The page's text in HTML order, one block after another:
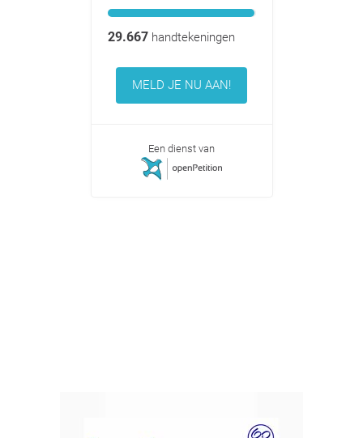
29.667handtekeningen
MELD JE NU AAN!
Een dienst van